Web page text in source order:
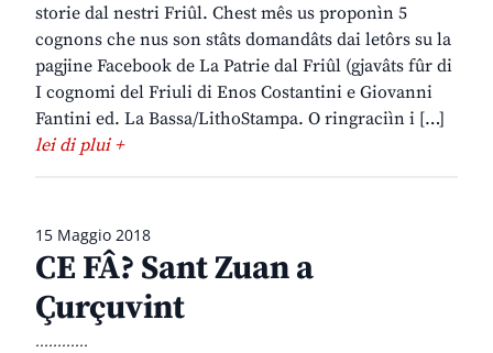
storie dal nestri Friûl. Chest mês us proponìn 5
cognons che nus son stâts domandâts dai letôrs su la
pagjine Facebook de La Patrie dal Friûl (gjavâts fûr di
I cognomi del Friuli di Enos Costantini e Giovanni
Fantini ed. La Bassa/LithoStampa. O ringraciìn i […]
lei di plui +
15 Maggio 2018
CE FÂ? Sant Zuan a
Çurçuvint
............